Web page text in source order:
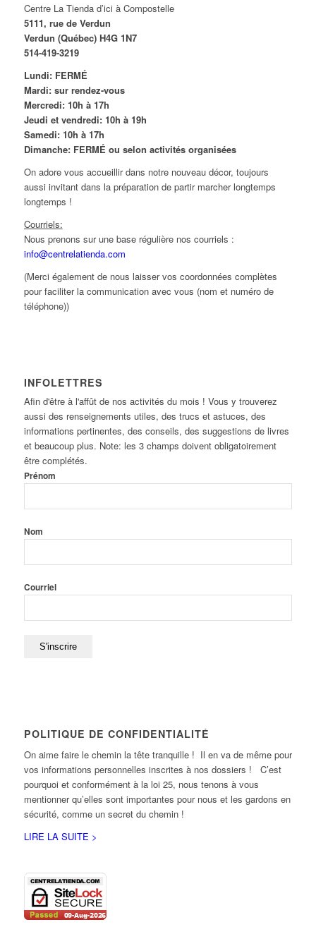
Centre La Tienda d’ici à Compostelle
5111, rue de Verdun
Verdun (Québec) H4G 1N7
514-419-3219
Lundi: FERMÉ
Mardi: sur rendez-vous
Mercredi: 10h à 17h
Jeudi et vendredi: 10h à 19h
Samedi: 10h à 17h
Dimanche: FERMÉ ou selon activités organisées
On adore vous accueillir dans notre nouveau décor, toujours
aussi invitant dans la préparation de partir marcher longtemps
longtemps !
Courriels:
Nous prenons sur une base régulière nos courriels :
info@centrelatienda.com
(Merci également de nous laisser vos coordonnées complètes
pour faciliter la communication avec vous (nom et numéro de
téléphone))
INFOLETTRES
Afin d'être à l'affût de nos activités du mois ! Vous y trouverez
aussi des renseignements utiles, des trucs et astuces, des
informations pertinentes, des conseils, des suggestions de livres
et beaucoup plus. Note: les 3 champs doivent obligatoirement
être complétés.
Prénom
Nom
Courriel
POLITIQUE DE CONFIDENTIALITÉ
On aime faire le chemin la tête tranquille ! Il en va de même pour
vos informations personnelles inscrites à nos dossiers ! C’est
pourquoi et conformément à la loi 25, nous tenons à vous
mentionner qu’elles sont importantes pour nous et les gardons en
sécurité, comme un secret du chemin !
LIRE LA SUITE >